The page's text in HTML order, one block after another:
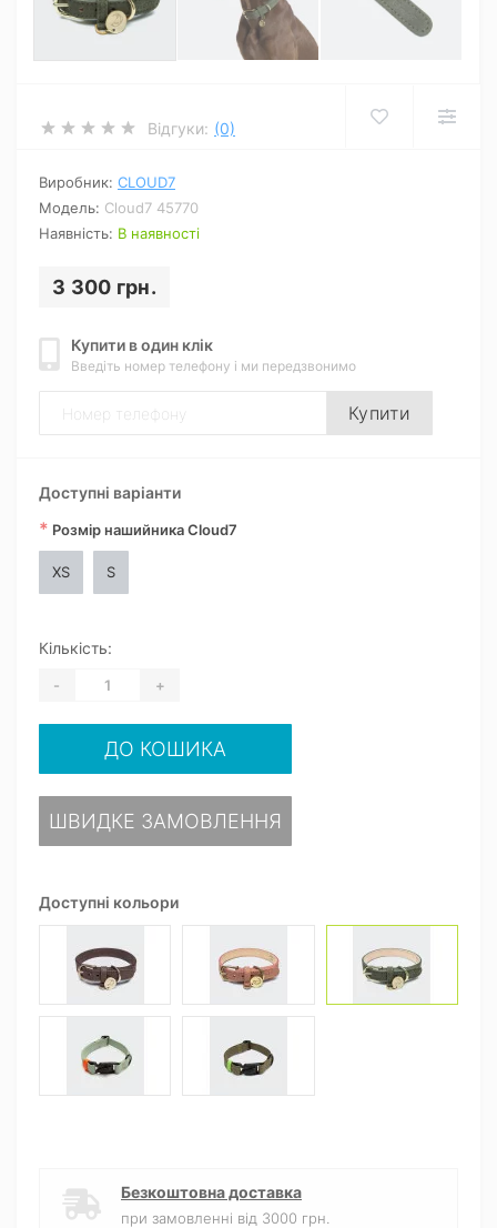
Відгуки: (0)
Виробник: CLOUD7
Модель: Cloud7 45770
Наявність: В наявності
3 300 грн.
Купити в один клік
Введіть номер телефону і ми передзвонимо
Купити
Доступні кольори
Доступні варіанти
* Розмір нашийника Cloud7
XS S
Кількість:
- +
ДО КОШИКА
ШВИДКЕ ЗАМОВЛЕННЯ
Безкоштовна доставка
при замовленні від 3000 грн.